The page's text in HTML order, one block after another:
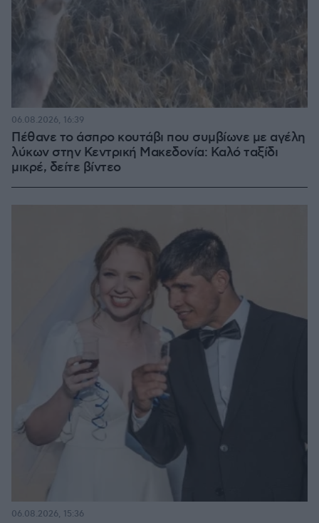
Πέθανε το άσπρο κουτάβι που συμβίωνε με αγέλη
λύκων στην Κεντρική Μακεδονία: Καλό ταξίδι
μικρέ, δείτε βίντεο
06.08.2026, 16:39
06.08.2026, 15:36